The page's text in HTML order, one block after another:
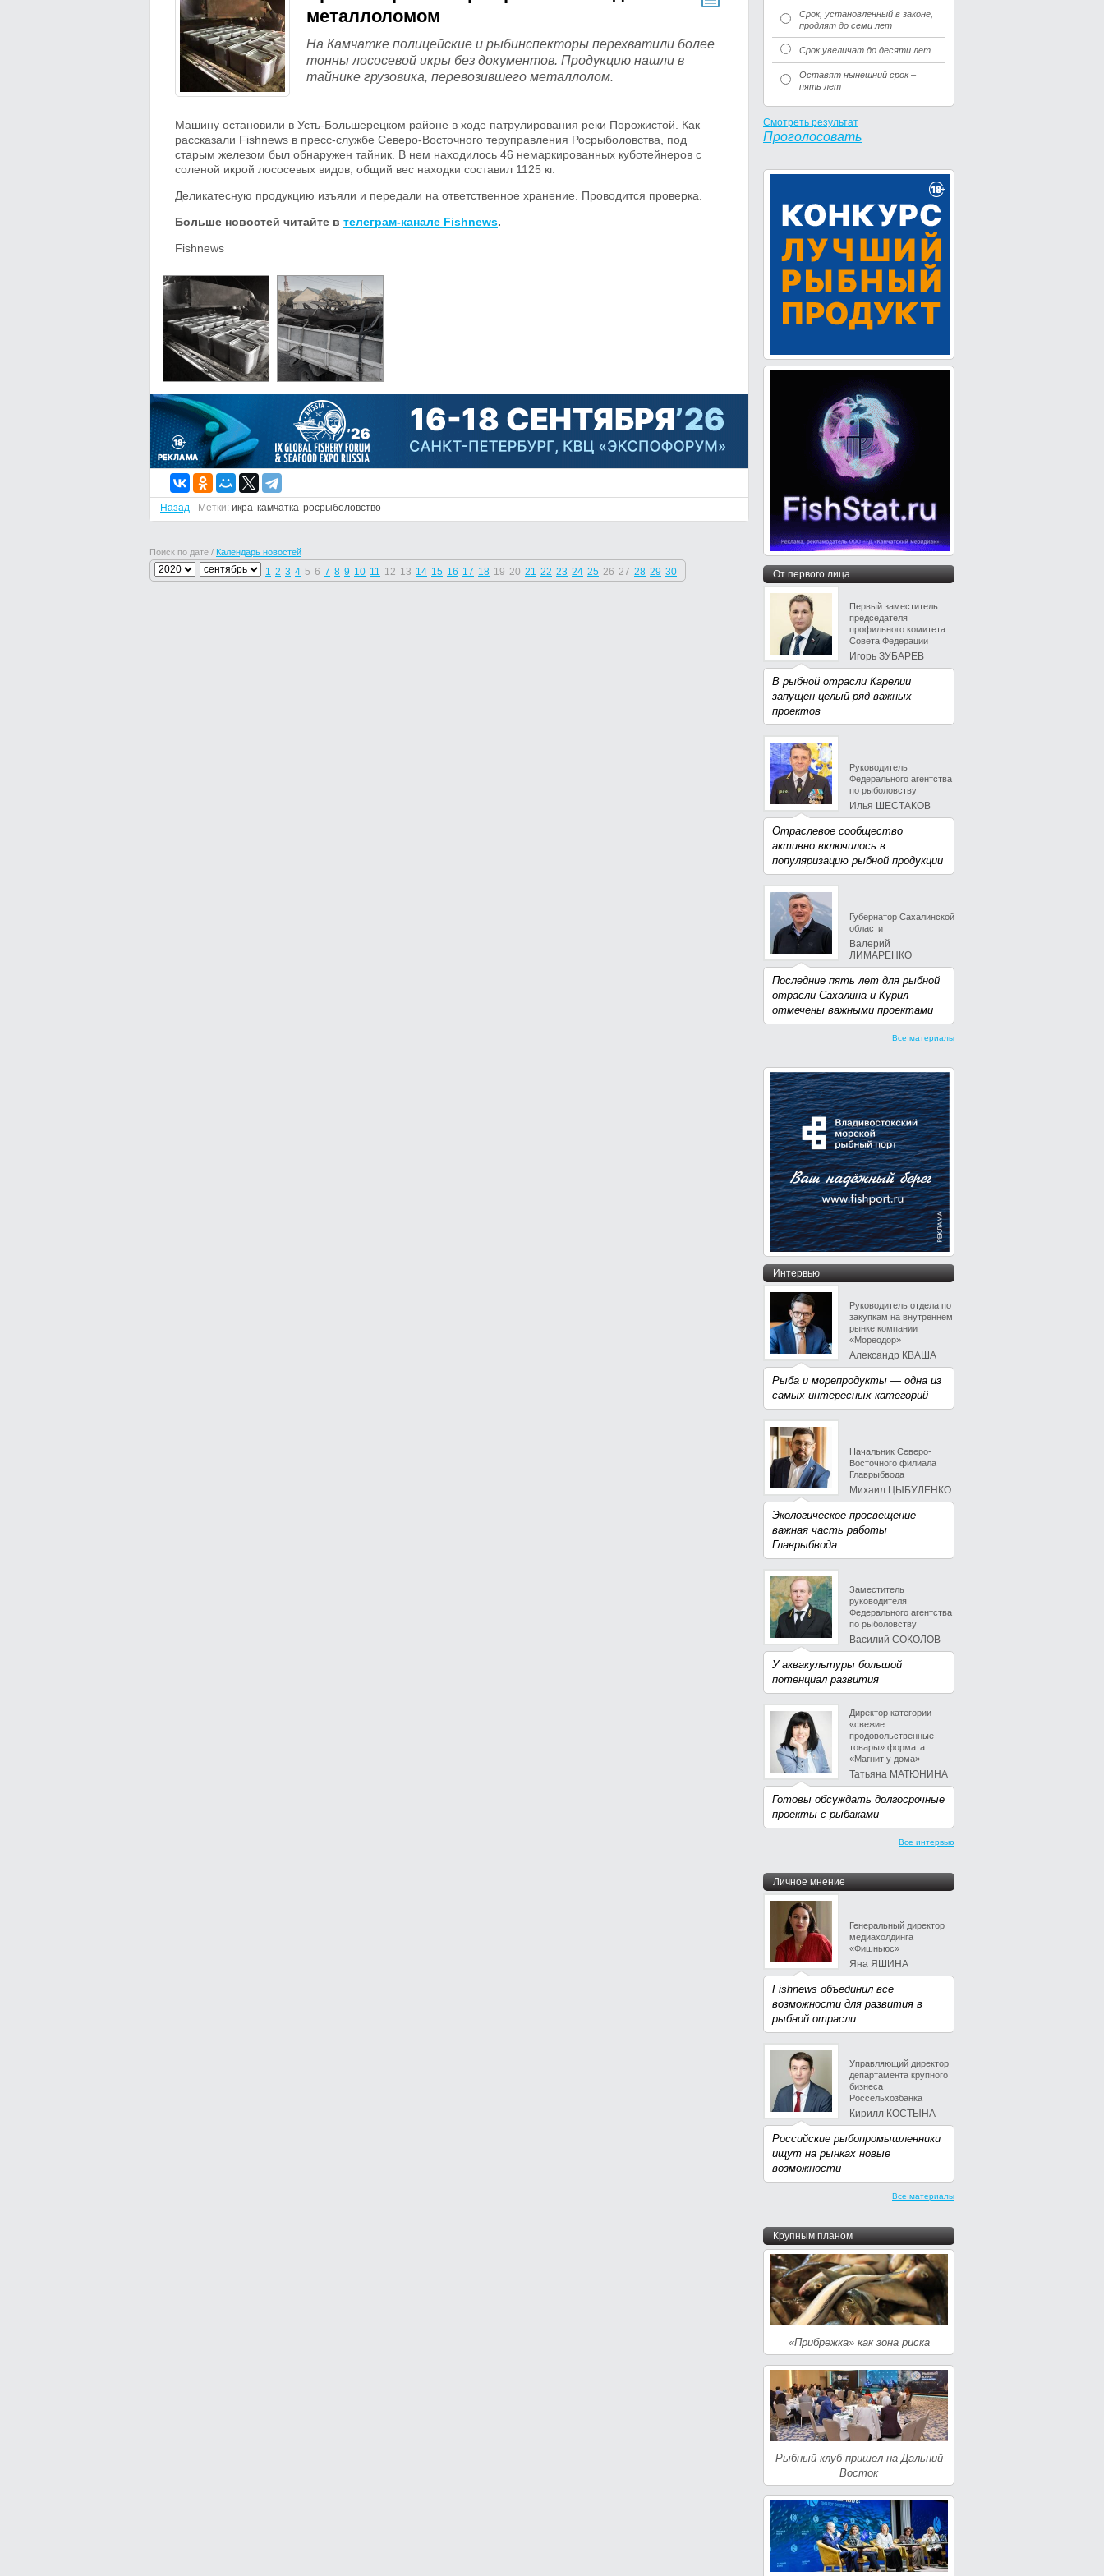
металлоломом
На Камчатке полицейские и рыбинспекторы перехватили более
тонны лососевой икры без документов. Продукцию нашли в
тайнике грузовика, перевозившего металлолом.
Машину остановили в Усть-Большерецком районе в ходе патрулирования реки Порожистой. Как
рассказали Fishnews в пресс-службе Северо-Восточного теруправления Росрыболовства, под
старым железом был обнаружен тайник. В нем находилось 46 немаркированных куботейнеров с
соленой икрой лососевых видов, общий вес находки составил 1125 кг.
Деликатесную продукцию изъяли и передали на ответственное хранение. Проводится проверка.
Больше новостей читайте в телеграм-канале Fishnews.
Fishnews
Назад Метки: икра камчатка росрыболовство
Поиск по дате / Календарь новостей
1 2 3 4 5 6 7 8 9 10 11 12 13 14 15 16 17 18 19 20 21 22 23 24 25 26 27 28 29 30
Срок, установленный в законе,
продлят до семи лет
Срок увеличат до десяти лет
Оставят нынешний срок –
пять лет
Смотреть результат
Проголосовать
От первого лица
Первый заместитель
председателя
профильного комитета
Совета Федерации
Игорь ЗУБАРЕВ
В рыбной отрасли Карелии
запущен целый ряд важных
проектов
Руководитель
Федерального агентства
по рыболовству
Илья ШЕСТАКОВ
Отраслевое сообщество
активно включилось в
популяризацию рыбной продукции
Губернатор Сахалинской
области
Валерий
ЛИМАРЕНКО
Последние пять лет для рыбной
отрасли Сахалина и Курил
отмечены важными проектами
Все материалы
Интервью
Руководитель отдела по
закупкам на внутреннем
рынке компании
«Мореодор»
Александр КВАША
Рыба и морепродукты — одна из
самых интересных категорий
Начальник Северо-
Восточного филиала
Главрыбвода
Михаил ЦЫБУЛЕНКО
Экологическое просвещение —
важная часть работы
Главрыбвода
Заместитель
руководителя
Федерального агентства
по рыболовству
Василий СОКОЛОВ
У аквакультуры большой
потенциал развития
Директор категории
«свежие
продовольственные
товары» формата
«Магнит у дома»
Татьяна МАТЮНИНА
Готовы обсуждать долгосрочные
проекты с рыбаками
Все интервью
Личное мнение
Генеральный директор
медиахолдинга
«Фишньюс»
Яна ЯШИНА
Fishnews объединил все
возможности для развития в
рыбной отрасли
Управляющий директор
департамента крупного
бизнеса
Россельхозбанка
Кирилл КОСТЫНА
Российские рыбопромышленники
ищут на рынках новые
возможности
Все материалы
Крупным планом
«Прибрежка» как зона риска
Рыбный клуб пришел на Дальний
Восток